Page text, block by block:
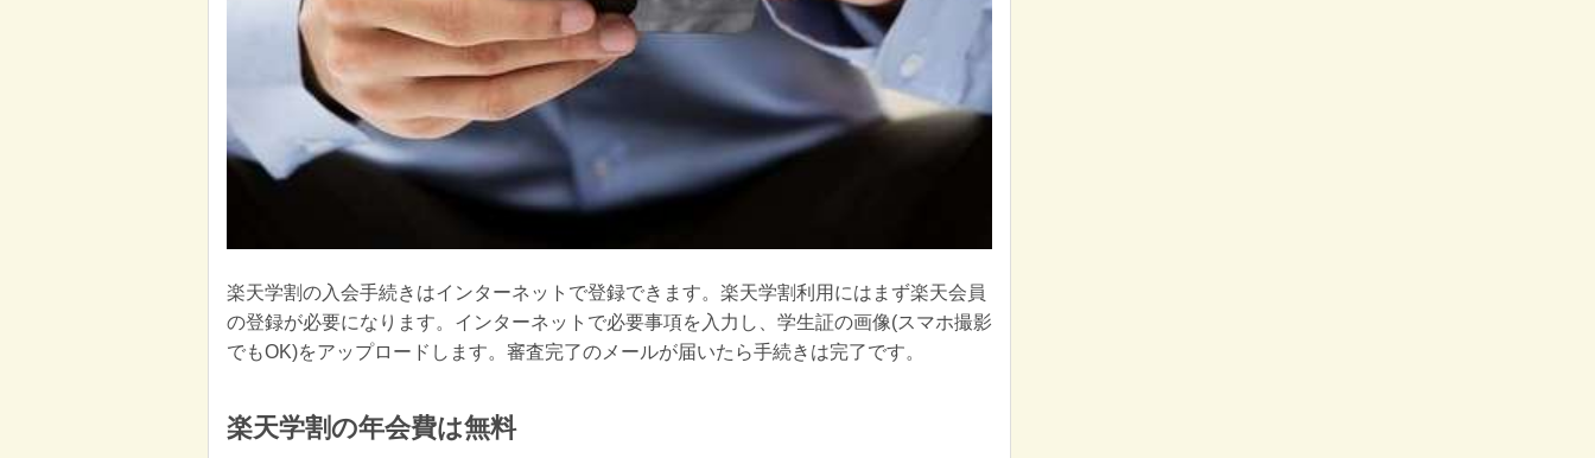
楽天学割の入会手続きはインターネットで登録できます。楽天学割利用にはまず楽天会員
の登録が必要になります。インターネットで必要事項を入力し、学生証の画像(スマホ撮影
でもOK)をアップロードします。審査完了のメールが届いたら手続きは完了です。
楽天学割の年会費は無料